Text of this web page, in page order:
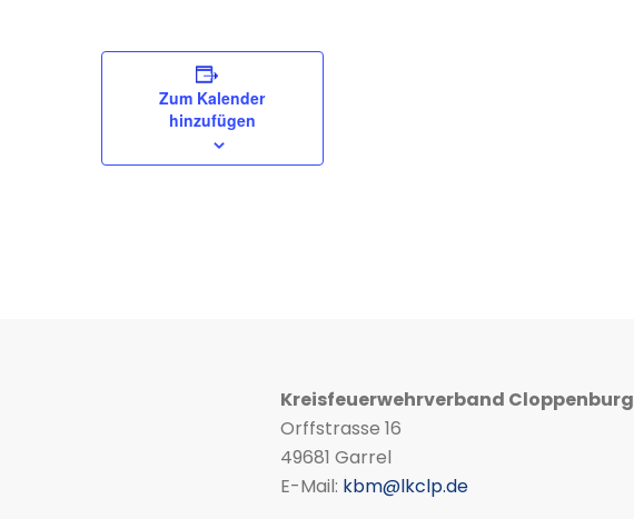
Zum Kalender
hinzufügen
Kreisfeuerwehrverband Cloppenburg
Orffstrasse 16
49681 Garrel
E-Mail: kbm@lkclp.de